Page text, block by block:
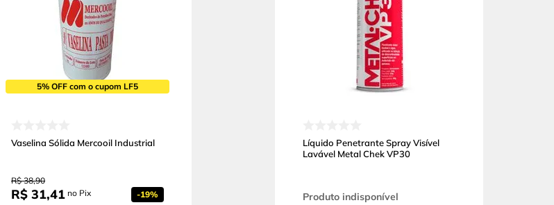
5% OFF com o cupom LF5
Vaselina Sólida Mercooil Industrial
R$ 38,90
R$ 31,41 no Pix -19%
Líquido Penetrante Spray Visível
Lavável Metal Chek VP30
Produto indisponível